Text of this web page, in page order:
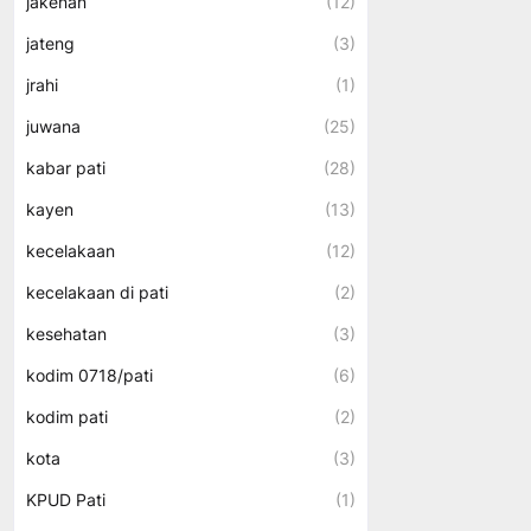
jateng (3)
jrahi (1)
juwana (25)
kabar pati (28)
kayen (13)
kecelakaan (12)
kecelakaan di pati (2)
kesehatan (3)
kodim 0718/pati (6)
kodim pati (2)
kota (3)
KPUD Pati (1)